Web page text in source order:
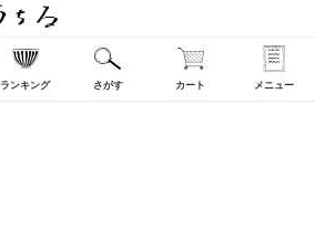
ランキング さがす カート メニュー